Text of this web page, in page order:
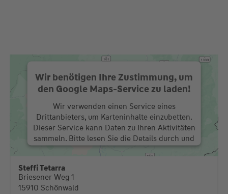
Wir benötigen Ihre Zustimmung, um
den Google Maps-Service zu laden!
Wir verwenden einen Service eines
Drittanbieters, um Karteninhalte einzubetten.
Dieser Service kann Daten zu Ihren Aktivitäten
sammeln. Bitte lesen Sie die Details durch und
stimmen Sie der Nutzung des Service zu, um
diese Karte anzuzeigen.
Steffi Tetarra
Briesener Weg 1
15910 Schönwald